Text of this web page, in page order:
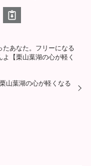
たあなた。フリーになる
【栗山葉湖の心が軽く
山葉湖の心が軽くなる